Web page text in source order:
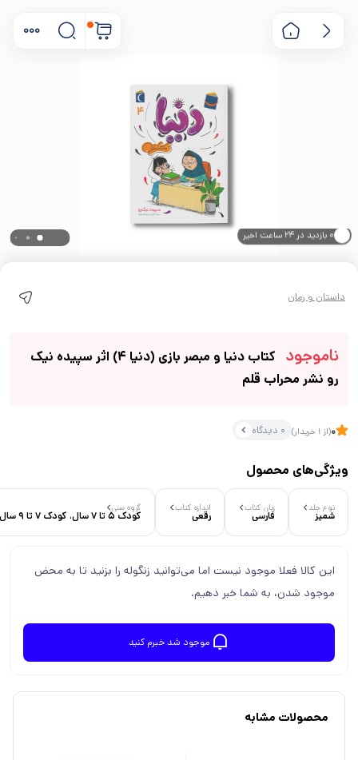
۰ خریدار در ۱ ماه اخیر
داستان و رمان
ناموجود
کتاب دنیا و مبصر بازی (دنیا 4) اثر سپیده نیک
رو نشر محراب قلم
0(از 1 خریدار) 0 دیدگاه
ویژگی‌های محصول
نوع جلد
شمیز
زبان کتاب
فارسی
اندازه کتاب
رقعی
گروه سنی
کودک 5 تا 7 سال، کودک 7 تا 9 سال
این کالا فعلا موجود نیست اما می‌توانید زنگوله را بزنید تا به محض
موجود شدن، به شما خبر دهیم.
موجود شد خبرم کنید
محصولات مشابه